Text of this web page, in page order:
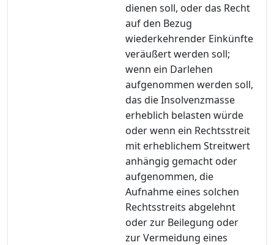
dienen soll, oder das Recht
auf den Bezug
wiederkehrender Einkünfte
veräußert werden soll;
wenn ein Darlehen
aufgenommen werden soll,
das die Insolvenzmasse
erheblich belasten würde
oder wenn ein Rechtsstreit
mit erheblichem Streitwert
anhängig gemacht oder
aufgenommen, die
Aufnahme eines solchen
Rechtsstreits abgelehnt
oder zur Beilegung oder
zur Vermeidung eines